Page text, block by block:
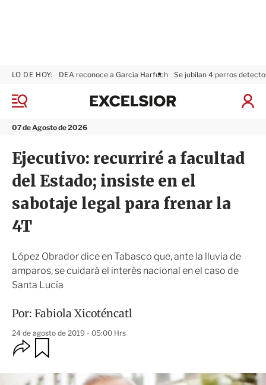
M
n
07 de Agosto de 2026
LO DE HOY: DEA reconoce a García Harfuch Se jubilan 4 perros
I
x
i
r
Ejecutivo: recurriré a facultad
del Estado; insiste en el
sabotaje legal para frenar la
4T
López Obrador dice en Tabasco que, ante la lluvia de
amparos, se cuidará el interés nacional en el caso de
Santa Lucía
Por: Fabiola Xicoténcatl
24 de agosto de 2019 - 05:00 Hrs
O
p
r